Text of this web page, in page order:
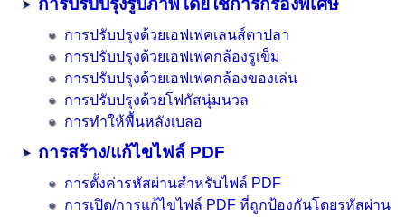
การปรับปรุงรูปภาพโดยใช้การกรองพิเศษ
การปรับปรุงด้วยเอฟเฟคเลนส์ตาปลา
การปรับปรุงด้วยเอฟเฟคกล้องรูเข็ม
การปรับปรุงด้วยเอฟเฟคกล้องของเล่น
การปรับปรุงด้วยโฟกัสนุ่มนวล
การทำให้พื้นหลังเบลอ
การสร้าง/แก้ไขไฟล์ PDF
การตั้งค่ารหัสผ่านสำหรับไฟล์ PDF
การเปิด/การแก้ไขไฟล์ PDF ที่ถูกป้องกันโดยรหัสผ่าน